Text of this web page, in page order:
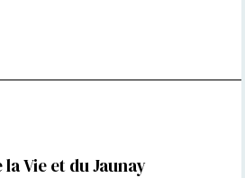
la Vie et du Jaunay